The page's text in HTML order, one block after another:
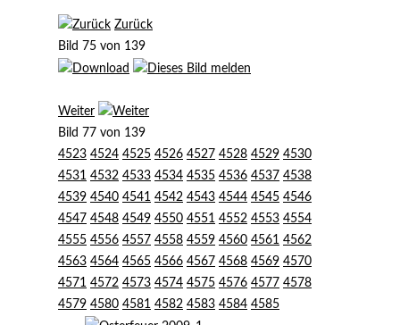
Zurück
Bild 75 von 139
Weiter
Bild 77 von 139
4523 4524 4525 4526 4527 4528 4529 4530
4531 4532 4533 4534 4535 4536 4537 4538
4539 4540 4541 4542 4543 4544 4545 4546
4547 4548 4549 4550 4551 4552 4553 4554
4555 4556 4557 4558 4559 4560 4561 4562
4563 4564 4565 4566 4567 4568 4569 4570
4571 4572 4573 4574 4575 4576 4577 4578
4579 4580 4581 4582 4583 4584 4585